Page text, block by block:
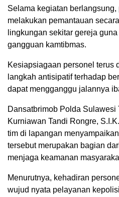
Selama kegiatan berlangsung,
melakukan pemantauan
lingkungan sekitar gereja
gangguan kamtibmas.
Kesiapsiagaan personel terus
langkah antisipatif terhadap
dapat mengganggu jalannya
Dansatbrimob Polda Sulawesi
Kurniawan Tandi Rongre,
tim di lapangan
tersebut merupakan bagian
menjaga keamanan
Menurutnya, kehadiran
wujud nyata pelayanan